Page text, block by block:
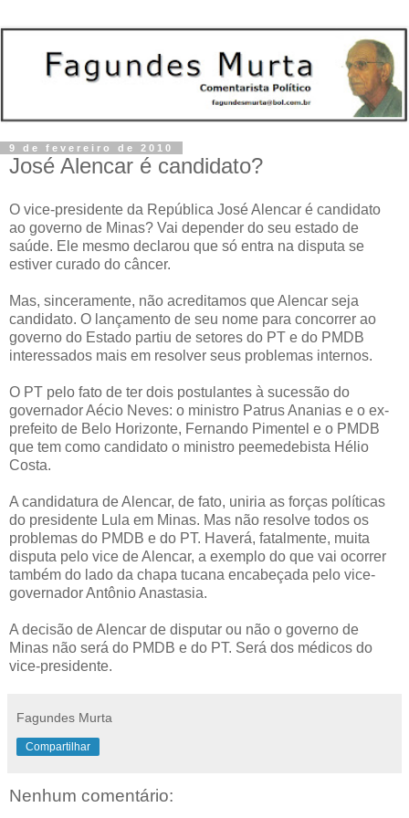
9 de fevereiro de 2010
José Alencar é candidato?
O vice-presidente da República José Alencar é candidato
ao governo de Minas? Vai depender do seu estado de
saúde. Ele mesmo declarou que só entra na disputa se
estiver curado do câncer.
Mas, sinceramente, não acreditamos que Alencar seja
candidato. O lançamento de seu nome para concorrer ao
governo do Estado partiu de setores do PT e do PMDB
interessados mais em resolver seus problemas internos.
O PT pelo fato de ter dois postulantes à sucessão do
governador Aécio Neves: o ministro Patrus Ananias e o ex-
prefeito de Belo Horizonte, Fernando Pimentel e o PMDB
que tem como candidato o ministro peemedebista Hélio
Costa.
A candidatura de Alencar, de fato, uniria as forças políticas
do presidente Lula em Minas. Mas não resolve todos os
problemas do PMDB e do PT. Haverá, fatalmente, muita
disputa pelo vice de Alencar, a exemplo do que vai ocorrer
também do lado da chapa tucana encabeçada pelo vice-
governador Antônio Anastasia.
A decisão de Alencar de disputar ou não o governo de
Minas não será do PMDB e do PT. Será dos médicos do
vice-presidente.
Fagundes Murta
Compartilhar
Nenhum comentário: